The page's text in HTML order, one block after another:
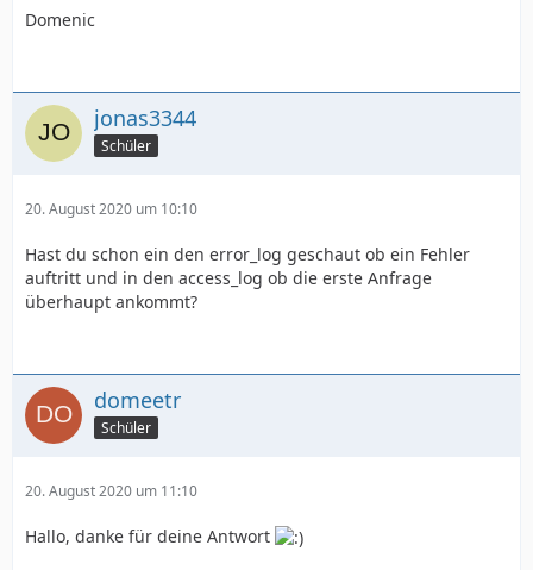
Domenic
jonas3344
Schüler
20. August 2020 um 10:10
Hast du schon ein den error_log geschaut ob ein Fehler
auftritt und in den access_log ob die erste Anfrage
überhaupt ankommt?
domeetr
Schüler
20. August 2020 um 11:10
Hallo, danke für deine Antwort